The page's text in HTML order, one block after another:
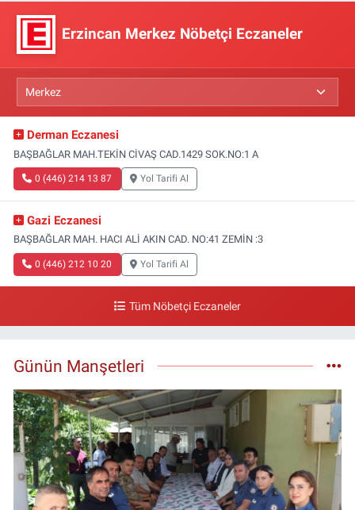
Erzincan Merkez Nöbetçi Eczaneler
Derman Eczanesi
BAŞBAĞLAR MAH.TEKİN CİVAŞ CAD.1429 SOK.NO:1 A
0 (446) 214 13 87 Yol Tarifi Al
Gazi Eczanesi
BAŞBAĞLAR MAH. HACI ALİ AKIN CAD. NO:41 ZEMİN :3
0 (446) 212 10 20 Yol Tarifi Al
Tüm Nöbetçi Eczaneler
Günün Manşetleri